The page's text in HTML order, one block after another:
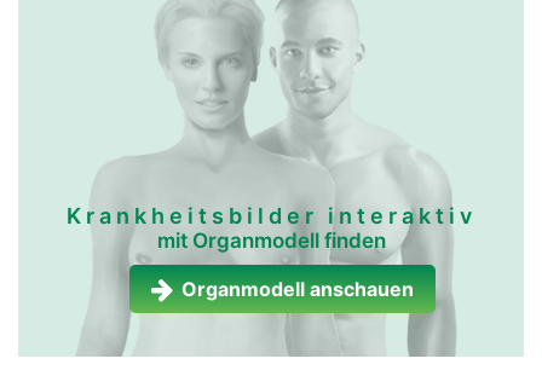
Krankheitsbilder interaktiv
mit Organmodell finden
Organmodell anschauen